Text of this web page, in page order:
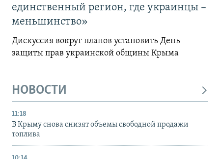
единственный регион, где украинцы –
меньшинство»
Дискуссия вокруг планов установить День
защиты прав украинской общины Крыма
НОВОСТИ
11:18
В Крыму снова снизят объемы свободной продажи
топлива